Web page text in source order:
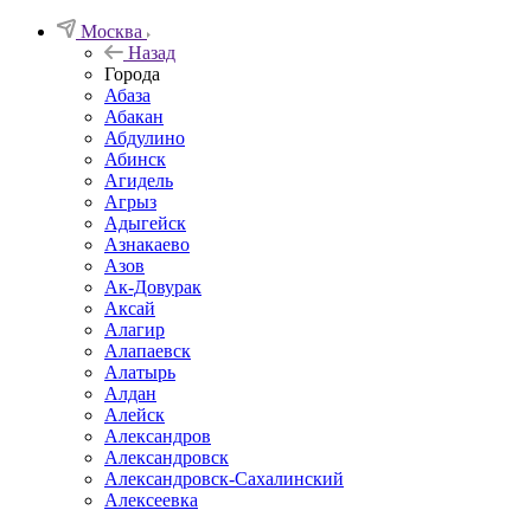
Москва
Назад
Города
Абаза
Абакан
Абдулино
Абинск
Агидель
Агрыз
Адыгейск
Азнакаево
Азов
Ак-Довурак
Аксай
Алагир
Алапаевск
Алатырь
Алдан
Алейск
Александров
Александровск
Александровск-Сахалинский
Алексеевка